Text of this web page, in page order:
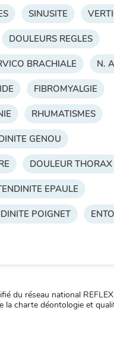
SINUSITE
DOULEURS REGLES
BRACHIALE N.
FIBROMYALGIE
RHUMATISMES
GENOU
DOULEUR THORAX
EPAULE
POIGNET
du réseau national
la charte déontologie et